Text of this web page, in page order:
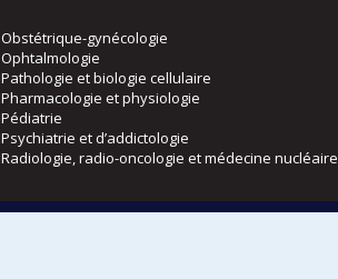
Obstétrique-gynécologie
Ophtalmologie
Pathologie et biologie cellulaire
Pharmacologie et physiologie
Pédiatrie
Psychiatrie et d’addictologie
Radiologie, radio-oncologie et médecine nucléaire